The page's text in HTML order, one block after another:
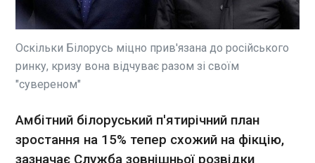
Броєр вважає, що у 2029 році Росія буде в змозі
вчинити напад на НАТО, це може статися навіть
раніше. Про це він сказав у спільному з
британським колегою Річардом Найтоном
інтерв'ю газеті Süddeutsche Zeitung , передає
"Європейська правда".
Генштаб: ЗСУ знешкодили за добу 1150
солдатів РФ
Оскільки Білорусь міцно прив'язана до російського
ринку, кризу вона відчуває разом зі своїм
"сувереном"
Амбітний білоруський п'ятирічний план
зростання на 15% тепер схожий на фікцію,
зазначає Служба зовнішньої розвідки